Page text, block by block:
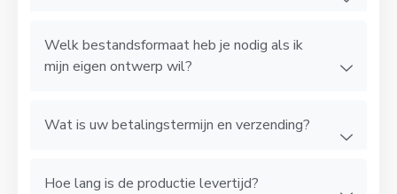
Welk bestandsformaat heb je nodig als ik
mijn eigen ontwerp wil?
Wat is uw betalingstermijn en verzending?
Hoe lang is de productie levertijd?